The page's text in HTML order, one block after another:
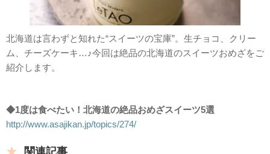
北海道は言わずと知れた“スイーツの宝庫”。生チョコ、クリー
ム、チーズケーキ…♪今回は絶品の北海道のスイーツおめざをご
紹介します。
◆1度は食べたい！北海道の絶品おめざスイーツ5選
http://www.asajikan.jp/topics/274/
関連記事